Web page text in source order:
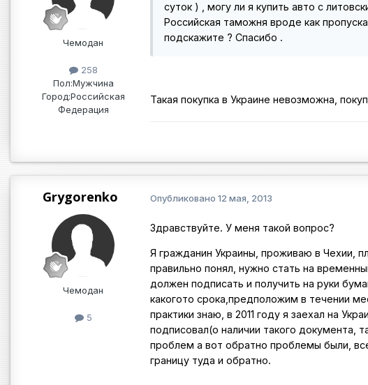
Чемодан
258
Пол:Мужчина
Город:Российская
Федерация
суток ) , могу ли я купить авто с
Российская таможня вроде как
подскажите ? Спасибо .
Такая покупка в Украине невозможна,
Grygorenko
Чемодан
5
Опубликовано 12 мая, 2013
Здравствуйте. У меня такой вопрос?
Я гражданин Украины, проживаю в Чехии,
правильно понял, нужно стать на
должен подписать и получить на руки
какогото срока,предположим в течении
практики знаю, в 2011 году я заехал на
подписовал(о наличии такого документа,
проблем а вот обратно проблемы были,
границу туда и обратно.